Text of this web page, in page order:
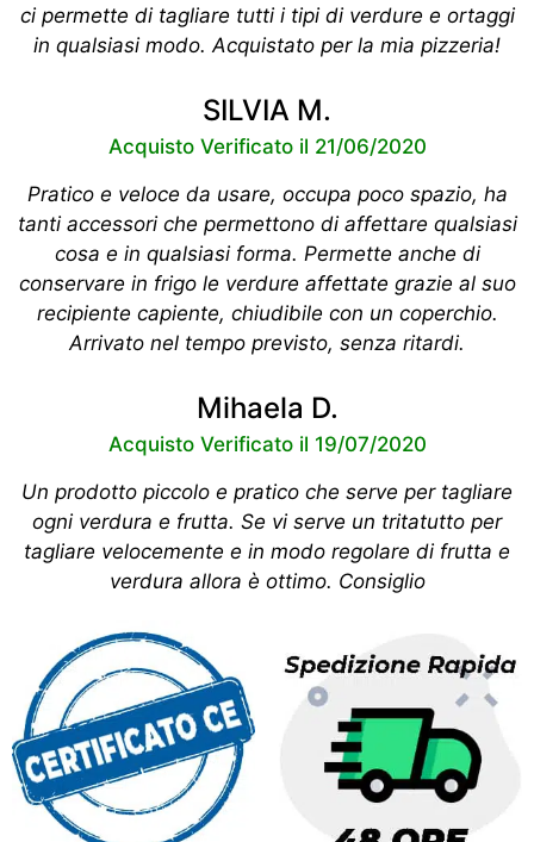
ci permette di tagliare tutti i tipi di verdure e ortaggi
in qualsiasi modo. Acquistato per la mia pizzeria!
SILVIA M.
Acquisto Verificato il 21/06/2020
Pratico e veloce da usare, occupa poco spazio, ha
tanti accessori che permettono di affettare qualsiasi
cosa e in qualsiasi forma. Permette anche di
conservare in frigo le verdure affettate grazie al suo
recipiente capiente, chiudibile con un coperchio.
Arrivato nel tempo previsto, senza ritardi.
Mihaela D.
Acquisto Verificato il 19/07/2020
Un prodotto piccolo e pratico che serve per tagliare
ogni verdura e frutta. Se vi serve un tritatutto per
tagliare velocemente e in modo regolare di frutta e
verdura allora è ottimo. Consiglio